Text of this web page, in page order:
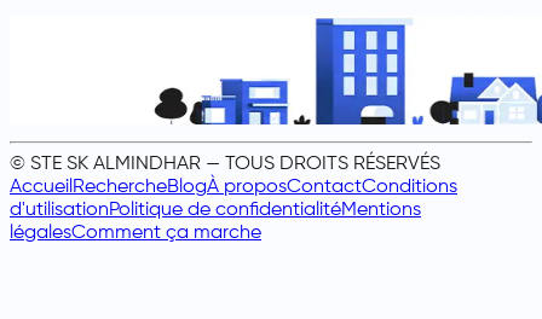
© STE SK ALMINDHAR — TOUS DROITS RÉSERVÉS
AccueilRechercheBlogÀ proposContactConditions
d'utilisationPolitique de confidentialitéMentions
légalesComment ça marche